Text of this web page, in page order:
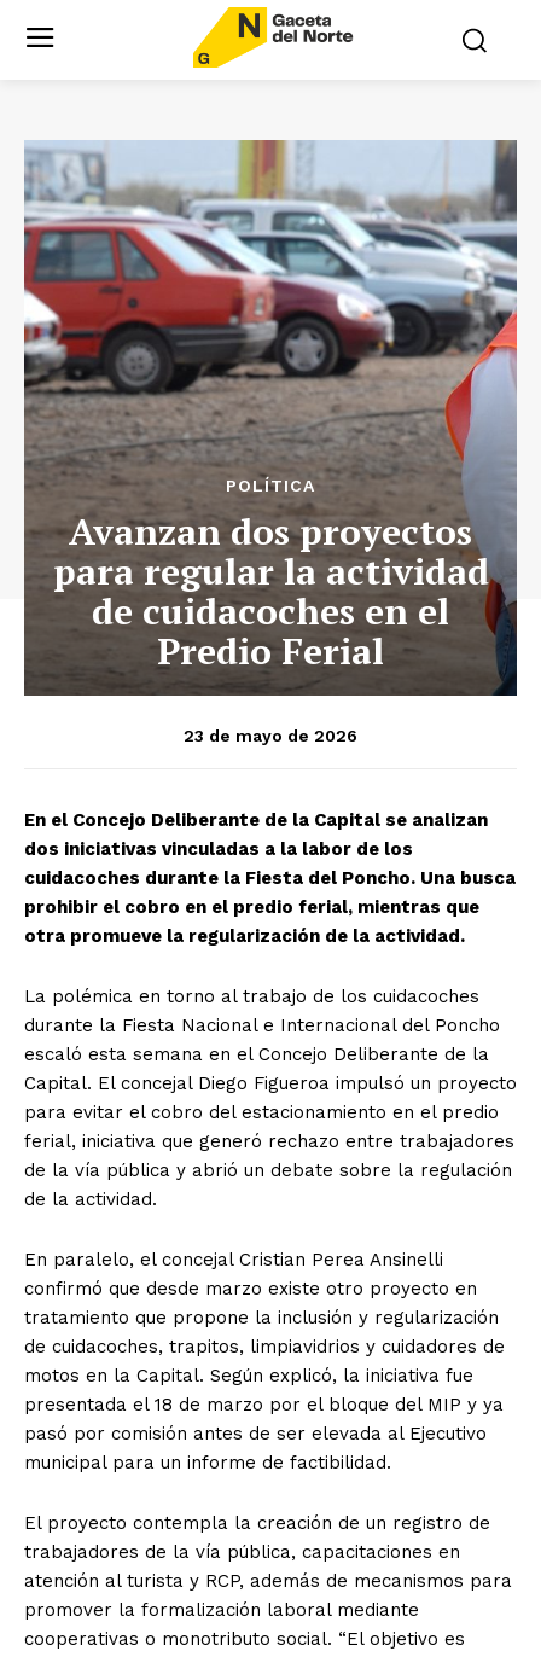
POLÍTICA
Avanzan dos proyectos
para regular la actividad
de cuidacoches en el
Predio Ferial
23 de mayo de 2026
En el Concejo Deliberante de la Capital se analizan
dos iniciativas vinculadas a la labor de los
cuidacoches durante la Fiesta del Poncho. Una busca
prohibir el cobro en el predio ferial, mientras que
otra promueve la regularización de la actividad.
La polémica en torno al trabajo de los cuidacoches
durante la Fiesta Nacional e Internacional del Poncho
escaló esta semana en el Concejo Deliberante de la
Capital. El concejal Diego Figueroa impulsó un proyecto
para evitar el cobro del estacionamiento en el predio
ferial, iniciativa que generó rechazo entre trabajadores
de la vía pública y abrió un debate sobre la regulación
de la actividad.
En paralelo, el concejal Cristian Perea Ansinelli
confirmó que desde marzo existe otro proyecto en
tratamiento que propone la inclusión y regularización
de cuidacoches, trapitos, limpiavidrios y cuidadores de
motos en la Capital. Según explicó, la iniciativa fue
presentada el 18 de marzo por el bloque del MIP y ya
pasó por comisión antes de ser elevada al Ejecutivo
municipal para un informe de factibilidad.
El proyecto contempla la creación de un registro de
trabajadores de la vía pública, capacitaciones en
atención al turista y RCP, además de mecanismos para
promover la formalización laboral mediante
cooperativas o monotributo social. “El objetivo es